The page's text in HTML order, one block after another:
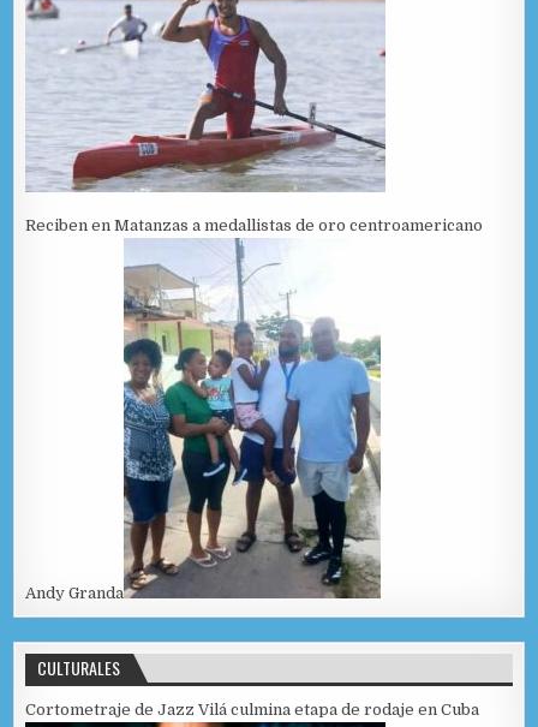
Reciben en Matanzas a medallistas de oro centroamericano
Andy Granda
CULTURALES
Cortometraje de Jazz Vilá culmina etapa de rodaje en Cuba